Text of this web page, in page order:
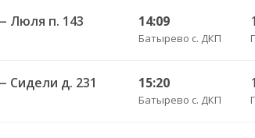
Люля п. 143 14:09
Батырево с. ДКП
Сидели д. 231 15:20
Батырево с. ДКП